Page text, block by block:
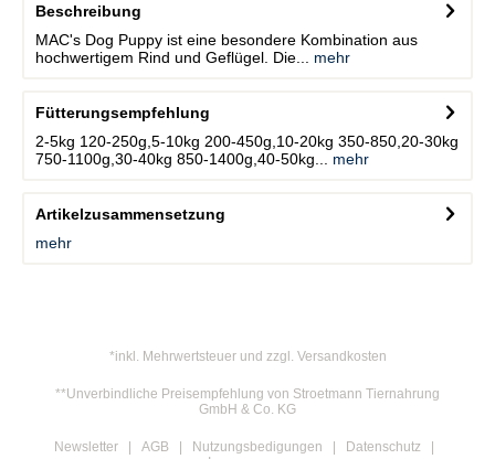
Beschreibung
MAC's Dog Puppy ist eine besondere Kombination aus
hochwertigem Rind und Geflügel. Die...
mehr
Fütterungsempfehlung
2-5kg 120-250g,5-10kg 200-450g,10-20kg 350-850,20-30kg
750-1100g,30-40kg 850-1400g,40-50kg...
mehr
Artikelzusammensetzung
mehr
*inkl. Mehrwertsteuer und zzgl. Versandkosten
**Unverbindliche Preisempfehlung von Stroetmann Tiernahrung
GmbH & Co. KG
Newsletter AGB Nutzungsbedigungen
Datenschutz